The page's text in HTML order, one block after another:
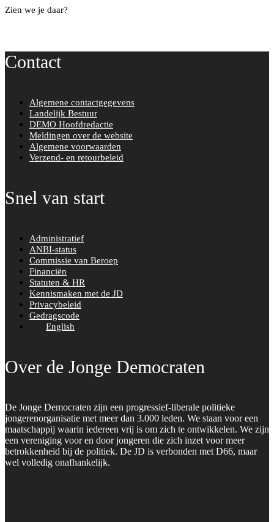
Zien we je daar?
Contact
Algemene contactgegevens
Landelijk Bestuur
DEMO Hoofdredactie
Meldingen over de website
Algemene voorwaarden
Verzend- en retourbeleid
Snel van start
Administratief
ANBI-status
Commissie van Beroep
Financiën
Statuten & HR
Kennismaken met de JD
Privacybeleid
Gedragscode
English
Over de Jonge Democraten
De Jonge Democraten zijn een progressief-liberale politieke
jongerenorganisatie met meer dan 3.000 leden. We staan voor een
maatschappij waarin iedereen vrij is om zich te ontwikkelen. We zijn
een vereniging voor en door jongeren die zich inzet voor meer
betrokkenheid bij de politiek. De JD is verbonden met D66, maar
wel volledig onafhankelijk.